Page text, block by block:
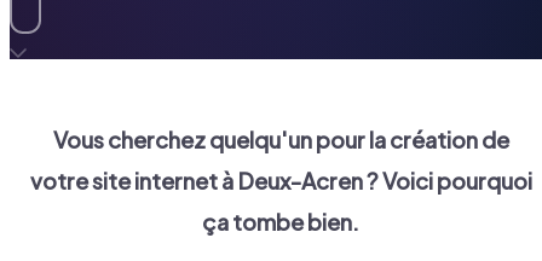
Vous cherchez quelqu'un pour la création de
votre site internet à Deux-Acren? Voici pourquoi
ça tombe bien.